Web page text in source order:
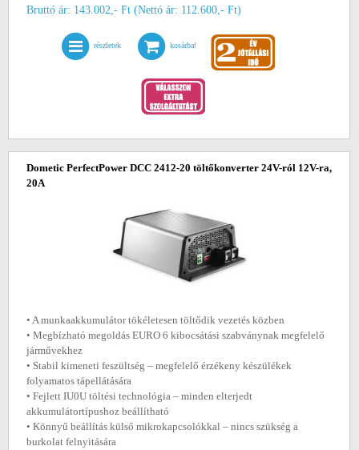
Bruttó ár: 143.002,- Ft (Nettó ár: 112.600,- Ft)
részletek kosárba!
Dometic PerfectPower DCC 2412-20 töltőkonverter 24V-ról 12V-ra,
20A
• A munkaakkumulátor tökéletesen töltődik vezetés közben
• Megbízható megoldás EURO 6 kibocsátási szabványnak megfelelő
járművekhez
• Stabil kimeneti feszültség – megfelelő érzékeny készülékek
folyamatos tápellátására
• Fejlett IU0U töltési technológia – minden elterjedt
akkumulátortípushoz beállítható
• Könnyű beállítás külső mikrokapcsolókkal – nincs szükség a
burkolat felnyitására